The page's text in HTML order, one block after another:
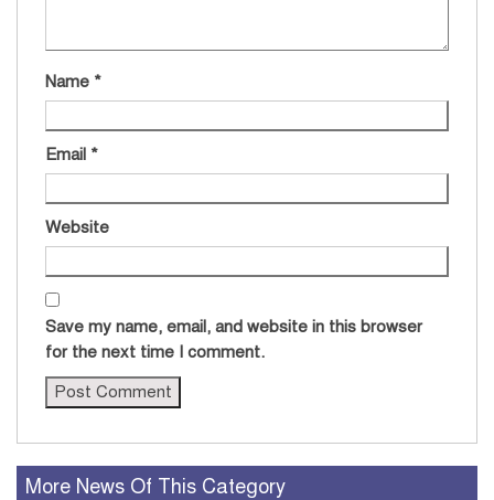
Name *
Email *
Website
Save my name, email, and website in this browser
for the next time I comment.
More News Of This Category